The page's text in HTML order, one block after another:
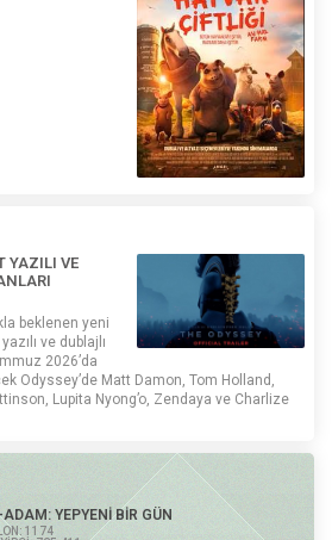
YAZILI VE
beklenen yeni
ve dublajlı
2026’da
Odyssey’de Matt Damon, Tom Holland,
Lupita Nyong’o, Zendaya ve Charlize
ADAM: YEPYENİ BİR GÜN
1174